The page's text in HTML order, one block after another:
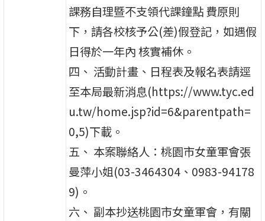
課務自理暨不支領代課鐘點 費原則
下，請各校核予公(差)假登記，如遇假
日得於一年內 核實補休。
四、 活動計畫、日程表及報名表請逕
至本局最新消息(https://www.tyc.ed
u.tw/home.jsp?id=6&parentpath=
0,5)下載。
五、 本案聯絡人：桃園市女童軍會張
曼萍小姐(03-3464304、0983-94178
9)。
六、 副本抄送桃園市女童軍會，有關